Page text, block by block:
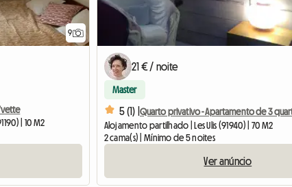
9
| 10 M2
21 € / noite
Master
5 (1) |
Alojamento partilhado | Les Ulis (91940) | 70 M2
2 cama(s) | Mínimo de 5 noites
Ver anúncio